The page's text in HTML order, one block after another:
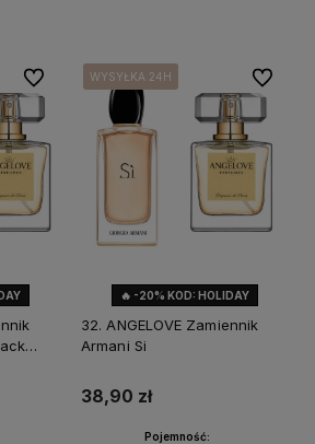
Do ulubionych
🔥 -20% KOD: HOLIDAY
WYSYŁKA 24H
WYSYŁKA 24H
WYSYŁKA 24H
WYSYŁKA 24H
32. ANGELOVE Zamiennik
Armani Si
38,90 zł
Pojemność:
Do